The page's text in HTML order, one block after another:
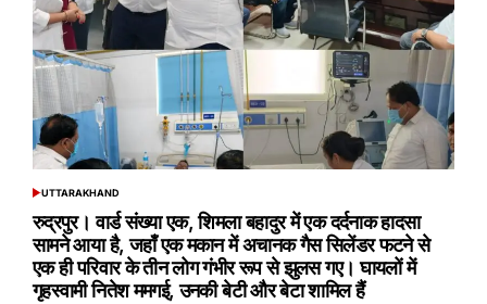
POSTED
UTTARAKHAND
रुद्रपुर। वार्ड संख्या एक, शिमला बहादुर में एक दर्दनाक हादसा
सामने आया है, जहाँ एक मकान में अचानक गैस सिलेंडर फटने से
एक ही परिवार के तीन लोग गंभीर रूप से झुलस गए। घायलों में
गृहस्वामी नितेश ममगई, उनकी बेटी और बेटा शामिल हैं